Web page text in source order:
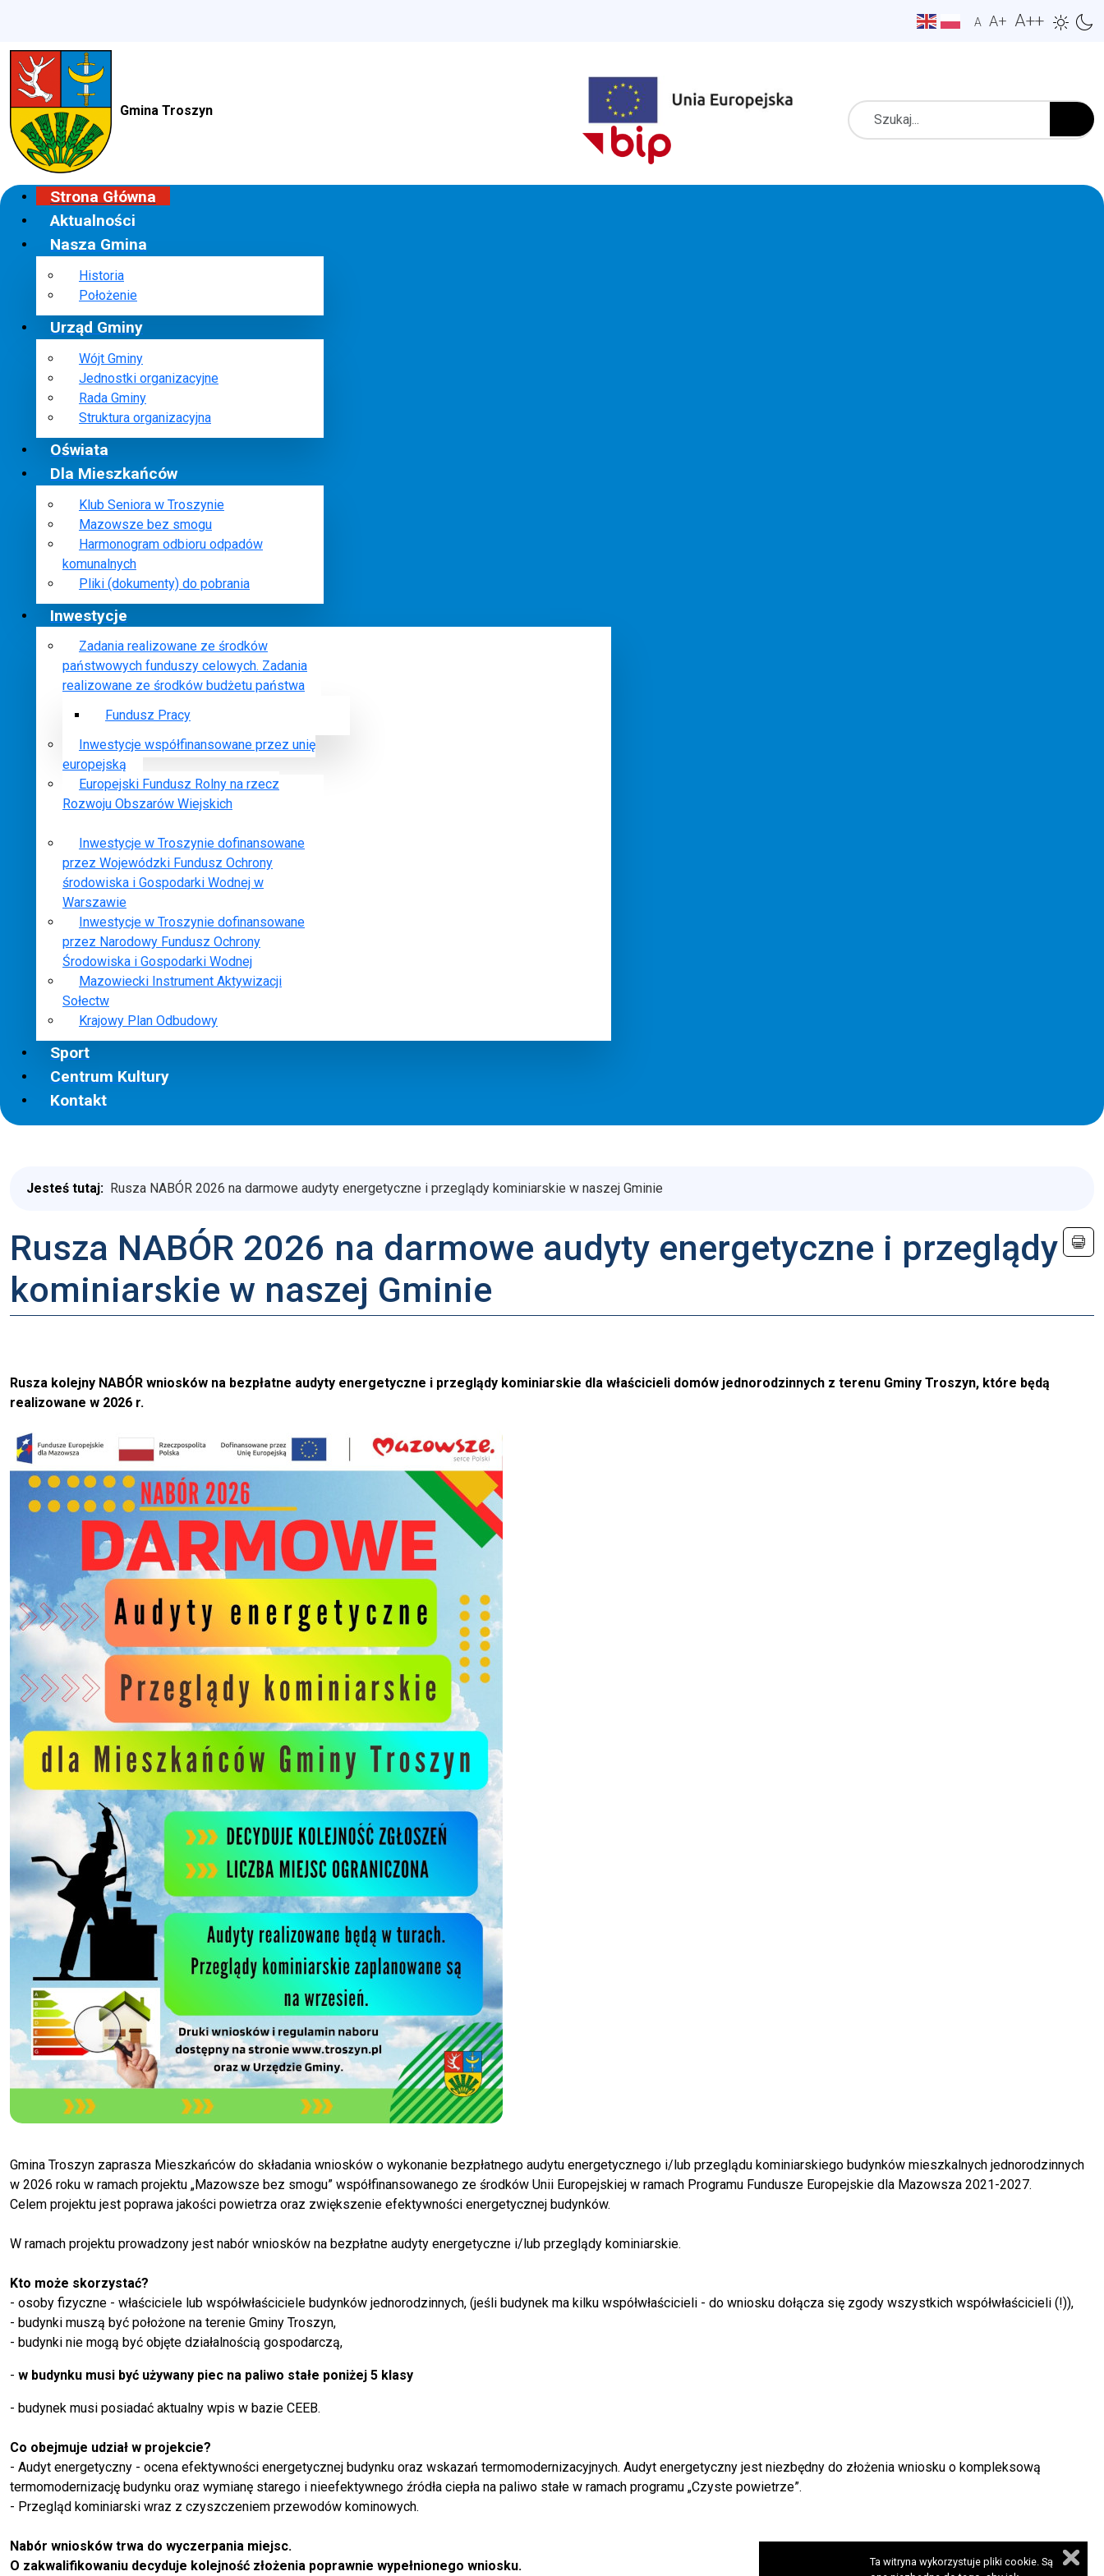
A A+ A++
Gmina Troszyn
Szukaj
Strona Główna
Aktualności
Nasza Gmina
Historia
Położenie
Urząd Gminy
Wójt Gminy
Jednostki organizacyjne
Rada Gminy
Struktura organizacyjna
Oświata
Dla Mieszkańców
Klub Seniora w Troszynie
Mazowsze bez smogu
Harmonogram odbioru odpadów
komunalnych
Pliki (dokumenty) do pobrania
Inwestycje
Zadania realizowane ze środków
państwowych funduszy celowych. Zadania
realizowane ze środków budżetu państwa
Fundusz Pracy
Inwestycje współfinansowane przez unię
europejską
Europejski Fundusz Rolny na rzecz
Rozwoju Obszarów Wiejskich
Inwestycje w Troszynie dofinansowane
przez Wojewódzki Fundusz Ochrony
środowiska i Gospodarki Wodnej w
Warszawie
Inwestycje w Troszynie dofinansowane
przez Narodowy Fundusz Ochrony
Środowiska i Gospodarki Wodnej
Mazowiecki Instrument Aktywizacji
Sołectw
Krajowy Plan Odbudowy
Sport
Centrum Kultury
Kontakt
Jesteś tutaj: Rusza NABÓR 2026 na darmowe audyty energetyczne i przeglądy kominiarskie w naszej Gminie
Rusza NABÓR 2026 na darmowe audyty energetyczne i przeglądy
kominiarskie w naszej Gminie
Rusza kolejny NABÓR wniosków na bezpłatne audyty energetyczne i przeglądy kominiarskie dla właścicieli domów jednorodzinnych z terenu Gminy Troszyn, które będą
realizowane w 2026 r.
Gmina Troszyn zaprasza Mieszkańców do składania wniosków o wykonanie bezpłatnego audytu energetycznego i/lub przeglądu kominiarskiego budynków mieszkalnych jednorodzinnych
w 2026 roku w ramach projektu „Mazowsze bez smogu” współfinansowanego ze środków Unii Europejskiej w ramach Programu Fundusze Europejskie dla Mazowsza 2021-2027.
Celem projektu jest poprawa jakości powietrza oraz zwiększenie efektywności energetycznej budynków.
W ramach projektu prowadzony jest nabór wniosków na bezpłatne audyty energetyczne i/lub przeglądy kominiarskie.
Kto może skorzystać?
- osoby fizyczne - właściciele lub współwłaściciele budynków jednorodzinnych, (jeśli budynek ma kilku współwłaścicieli - do wniosku dołącza się zgody wszystkich współwłaścicieli (!)),
- budynki muszą być położone na terenie Gminy Troszyn,
- budynki nie mogą być objęte działalnością gospodarczą,
- w budynku musi być używany piec na paliwo stałe poniżej 5 klasy
- budynek musi posiadać aktualny wpis w bazie CEEB.
Co obejmuje udział w projekcie?
- Audyt energetyczny - ocena efektywności energetycznej budynku oraz wskazań termomodernizacyjnych. Audyt energetyczny jest niezbędny do złożenia wniosku o kompleksową
termomodernizację budynku oraz wymianę starego i nieefektywnego źródła ciepła na paliwo stałe w ramach programu „Czyste powietrze”.
- Przegląd kominiarski wraz z czyszczeniem przewodów kominowych.
Nabór wniosków trwa do wyczerpania miejsc.
O zakwalifikowaniu decyduje kolejność złożenia poprawnie wypełnionego wniosku.
Ta witryna wykorzystuje pliki cookie. Są